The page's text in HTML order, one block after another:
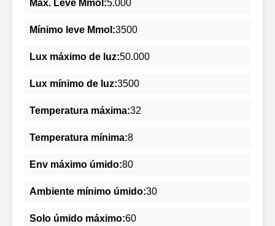
Máx. Leve Mmol:5.000
Mínimo leve Mmol:3500
Lux máximo de luz:50.000
Lux mínimo de luz:3500
Temperatura máxima:32
Temperatura mínima:8
Env máximo úmido:80
Ambiente mínimo úmido:30
Solo úmido máximo:60